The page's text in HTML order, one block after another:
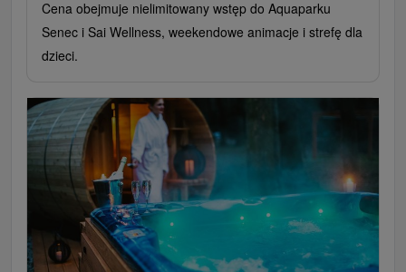
Cena obejmuje nielimitowany wstęp do Aquaparku
Senec i Sai Wellness, weekendowe animacje i strefę dla
dzieci.